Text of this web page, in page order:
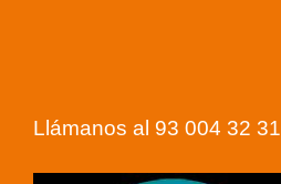
Llámanos al 93 004 32 31